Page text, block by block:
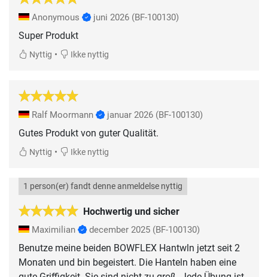
Anonymous juni 2026 (BF-100130)
Super Produkt
Nyttig • Ikke nyttig
Ralf Moormann januar 2026 (BF-100130)
Gutes Produkt von guter Qualität.
Nyttig • Ikke nyttig
Hochwertig und sicher
1 person(er) fandt denne anmeldelse nyttig
Maximilian december 2025 (BF-100130)
Benutze meine beiden BOWFLEX Hantwln jetzt seit 2
Monaten und bin begeistert. Die Hanteln haben eine